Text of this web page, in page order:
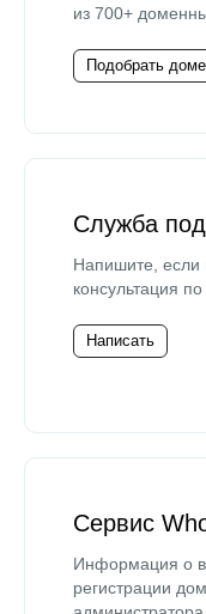
из 700+
Подобрать
Служба
Напишите,
консультация по
Написать
Сервис
Информация о
регистрации